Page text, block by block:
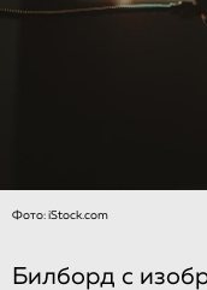
Фото: iStock.com
Билборд с